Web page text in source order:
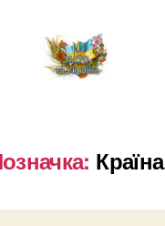
Новини
про
в
Країна